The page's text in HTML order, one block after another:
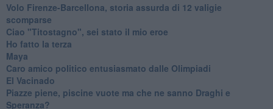
Volo Firenze-Barcellona, storia assurda di 12 valigie
scomparse
Ciao "Titostagno", sei stato il mio eroe
Ho fatto la terza
Maya
Caro amico politico entusiasmato dalle Olimpiadi
El Vacinado
Piazze piene, piscine vuote ma che ne sanno Draghi e
Speranza?